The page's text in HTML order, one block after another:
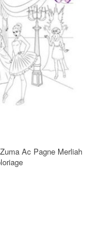
Ac Pagne Merliah